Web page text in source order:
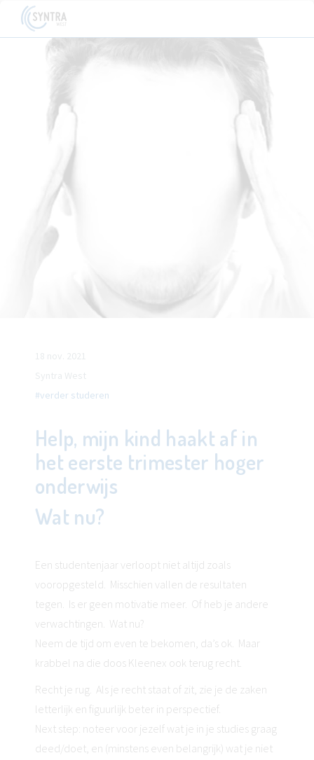
18 nov. 2021
Syntra West
#verder studeren
Help, mijn kind haakt af in
het eerste trimester hoger
onderwijs
Wat nu?
Een studentenjaar verloopt niet altijd zoals
vooropgesteld. Misschien vallen de resultaten
tegen. Is er geen motivatie meer. Of heb je andere
verwachtingen. Wat nu?
Neem de tijd om even te bekomen, da’s ok. Maar
krabbel na die doos Kleenex ook terug recht.
Recht je rug. Als je recht staat of zit, zie je de zaken
letterlijk en figuurlijk beter in perspectief.
Next step: noteer voor jezelf wat je in je studies graag
deed/doet, en (minstens even belangrijk) wat je niet